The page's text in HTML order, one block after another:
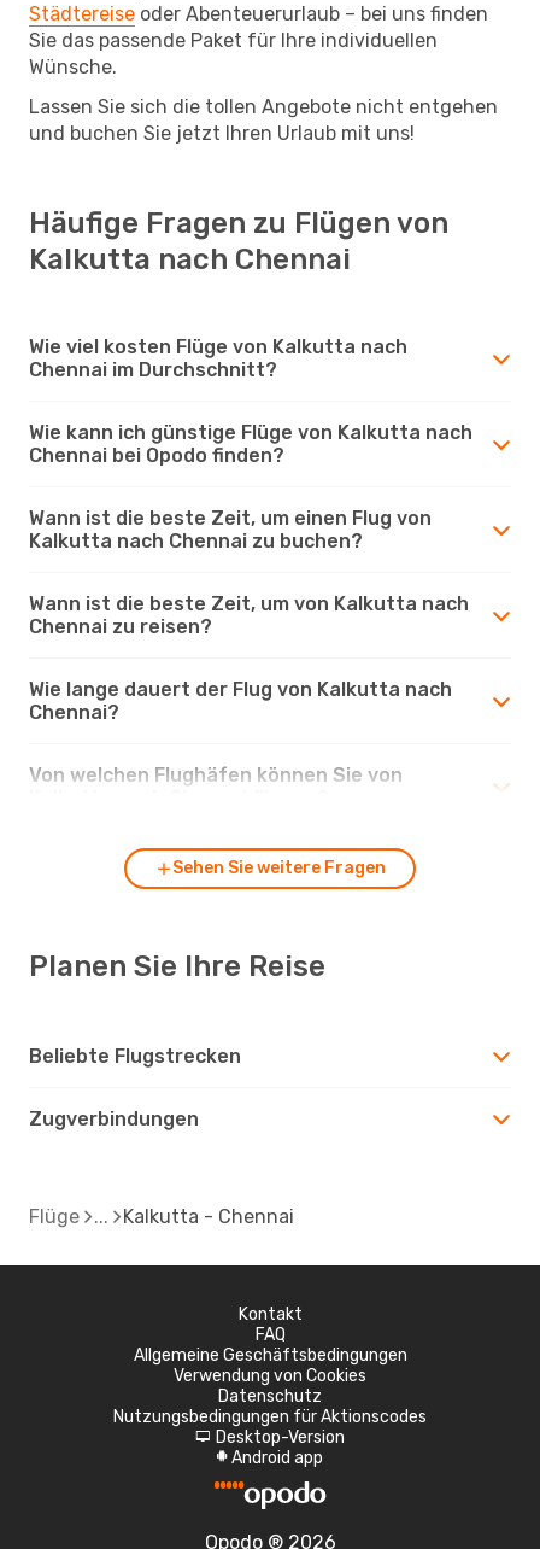
Städtereise oder Abenteuerurlaub – bei uns finden
Sie das passende Paket für Ihre individuellen
Wünsche.
Lassen Sie sich die tollen Angebote nicht entgehen
und buchen Sie jetzt Ihren Urlaub mit uns!
Häufige Fragen zu Flügen von
Kalkutta nach Chennai
Wie viel kosten Flüge von Kalkutta nach
Chennai im Durchschnitt?
Wie kann ich günstige Flüge von Kalkutta nach
Chennai bei Opodo finden?
Wann ist die beste Zeit, um einen Flug von
Kalkutta nach Chennai zu buchen?
Wann ist die beste Zeit, um von Kalkutta nach
Chennai zu reisen?
Wie lange dauert der Flug von Kalkutta nach
Chennai?
Von welchen Flughäfen können Sie von
Sehen Sie weitere Fragen
Planen Sie Ihre Reise
Beliebte Flugstrecken
Zugverbindungen
Flüge Kalkutta - Chennai
Kontakt
FAQ
Allgemeine Geschäftsbedingungen
Verwendung von Cookies
Datenschutz
Nutzungsbedingungen für Aktionscodes
d Desktop-Version
A Android app
Opodo ® 2026